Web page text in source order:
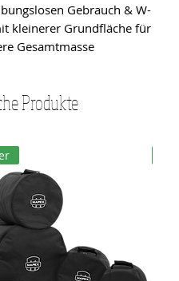
Gebrauch & W-
kleinerer Grundfläche für
Gesamtmasse
Produkte